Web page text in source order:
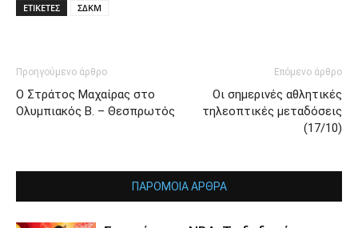
ΕΤΙΚΕΤΕΣ ΣΔΚΜ
Προηγούμενο άρθρο
Ο Στράτος Μαχαίρας στο
Ολυμπιακός Β. – Θεσπρωτός
Επόμενο άρθρο
Οι σημερινές αθλητικές
τηλεοπτικές μεταδόσεις
(17/10)
ΠΑΡΟΜΟΙΑ ΑΡΘΡΑ